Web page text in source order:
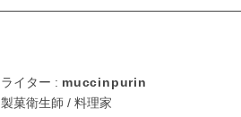
ライター : muccinpurin
製菓衛生師 / 料理家